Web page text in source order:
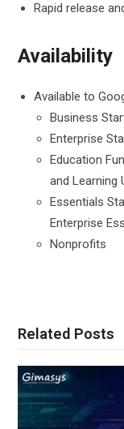
Rapid release
Availability
Available to
Business
Enterprise
Education
and Learning
Essentials
Enterprise
Nonprofits
Related Posts